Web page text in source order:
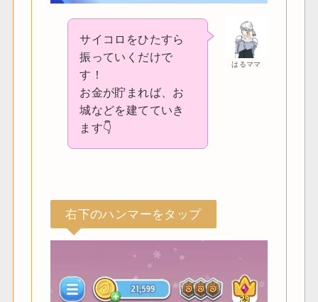
はるママ
サイコロをひたすら
振っていくだけで
す！
お金が貯まれば、お
城などを建てていき
ます👇
右下のハンマーをタップ